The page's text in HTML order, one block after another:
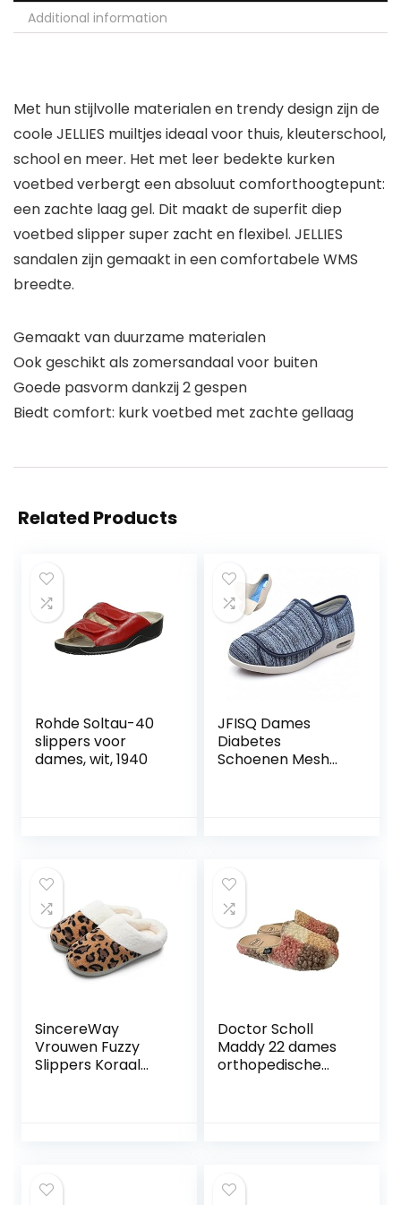
Additional information
Met hun stijlvolle materialen en trendy design zijn de
coole JELLIES muiltjes ideaal voor thuis, kleuterschool,
school en meer. Het met leer bedekte kurken
voetbed verbergt een absoluut comforthoogtepunt:
een zachte laag gel. Dit maakt de superfit diep
voetbed slipper super zacht en flexibel. JELLIES
sandalen zijn gemaakt in een comfortabele WMS
breedte.
Gemaakt van duurzame materialen
Ook geschikt als zomersandaal voor buiten
Goede pasvorm dankzij 2 gespen
Biedt comfort: kurk voetbed met zachte gellaag
Related Products
Rohde Soltau-40
slippers voor
dames, wit, 1940
JFISQ Dames
Diabetes
Schoenen Mesh
Schoenen,05,43 EU
SincereWay
Vrouwen Fuzzy
Slippers Koraal
Outdoor
Doctor Scholl
Maddy 22 dames
orthopedische